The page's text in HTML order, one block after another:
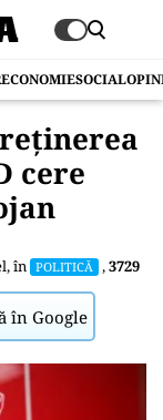
ECONOMIESOCIAL
cere
, în POLITICĂ ,3729
în Google